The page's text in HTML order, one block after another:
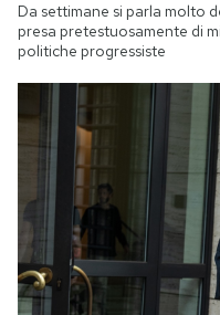
Da settimane si parla molto
presa pretestuosamente di
politiche progressiste